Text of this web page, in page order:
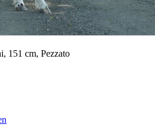
151 cm, Pezzato